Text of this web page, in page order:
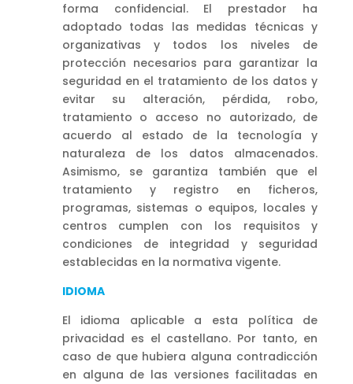
forma confidencial. El prestador ha
adoptado todas las medidas técnicas y
organizativas y todos los niveles de
protección necesarios para garantizar la
seguridad en el tratamiento de los datos y
evitar su alteración, pérdida, robo,
tratamiento o acceso no autorizado, de
acuerdo al estado de la tecnología y
naturaleza de los datos almacenados.
Asimismo, se garantiza también que el
tratamiento y registro en ficheros,
programas, sistemas o equipos, locales y
centros cumplen con los requisitos y
condiciones de integridad y seguridad
establecidas en la normativa vigente.
IDIOMA
El idioma aplicable a esta política de
privacidad es el castellano. Por tanto, en
caso de que hubiera alguna contradicción
en alguna de las versiones facilitadas en